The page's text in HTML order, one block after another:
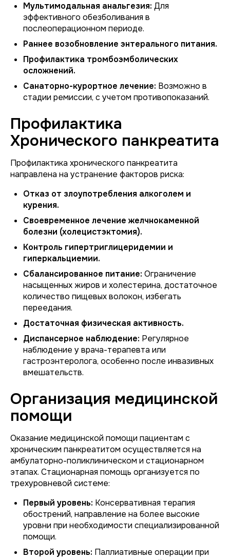
Мультимодальная анальгезия: Для
эффективного обезболивания в
послеоперационном периоде.
Раннее возобновление энтерального питания.
Профилактика тромбоэмболических
осложнений.
Санаторно-курортное лечение: Возможно в
стадии ремиссии, с учетом противопоказаний.
Профилактика
Хронического панкреатита
Профилактика хронического панкреатита
направлена на устранение факторов риска:
Отказ от злоупотребления алкоголем и
курения.
Своевременное лечение желчнокаменной
болезни (холецистэктомия).
Контроль гипертриглицеридемии и
гиперкальциемии.
Сбалансированное питание: Ограничение
насыщенных жиров и холестерина, достаточное
количество пищевых волокон, избегать
переедания.
Достаточная физическая активность.
Диспансерное наблюдение: Регулярное
наблюдение у врача-терапевта или
гастроэнтеролога, особенно после инвазивных
вмешательств.
Организация медицинской
помощи
Оказание медицинской помощи пациентам с
хроническим панкреатитом осуществляется на
амбулаторно-поликлиническом и стационарном
этапах. Стационарная помощь организуется по
трехуровневой системе:
Первый уровень: Консервативная терапия
обострений, направление на более высокие
уровни при необходимости специализированной
помощи.
Второй уровень: Паллиативные операции при